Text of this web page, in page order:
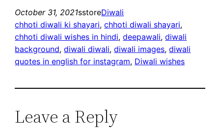
October 31, 2021sstoreDiwali
chhoti diwali ki shayari, chhoti diwali shayari
chhoti diwali wishes in hindi, deepawali, diwali
background, diwali diwali, diwali images, diwali
quotes in english for instagram, Diwali wishes
Leave a Reply